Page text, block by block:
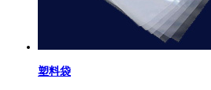
塑料袋